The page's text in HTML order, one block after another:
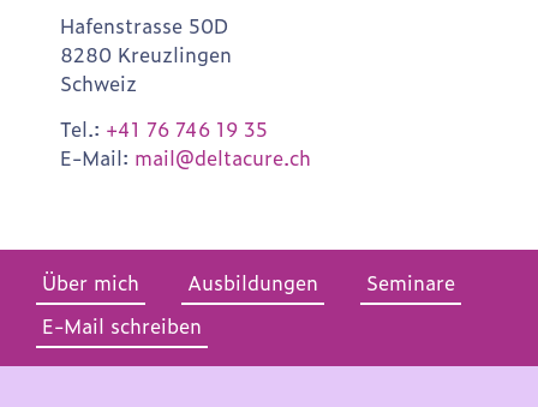
Hafenstrasse 50D
8280 Kreuzlingen
Schweiz
Tel.: +41 76 746 19 35
E-Mail: mail@deltacure.ch
Über mich Ausbildungen
Seminare
E-Mail schreiben